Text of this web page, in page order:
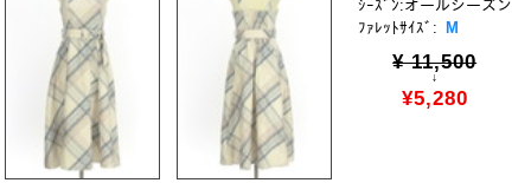
ｼｰｽﾞﾝ:オールシーズン
ﾌｧﾚｯﾄｻｲｽﾞ:
M
¥ 11,500
↓
¥5,280